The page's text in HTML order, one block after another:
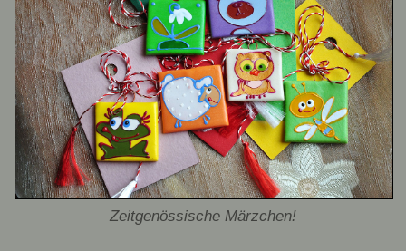
Zeitgenössische Märzchen!